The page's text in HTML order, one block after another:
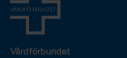
Vårdförbundet